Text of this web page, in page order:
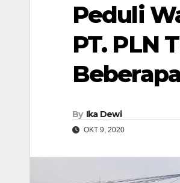
Peduli
PT. PLN
By Ika Dewi
OKT 9, 2020